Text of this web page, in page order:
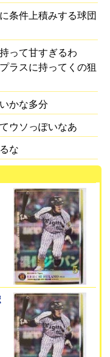
条件上積みする球団
って甘すぎるわ
ラスに持ってくの狙
かな多分
ウソっぽいなあ
な